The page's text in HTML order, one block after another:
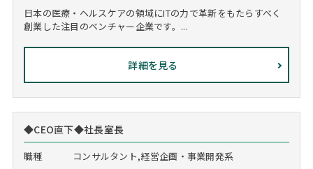
日本の医療・ヘルスケアの領域にITの力で革新をもたらすべく
創業した注目のベンチャー企業です。...
詳細を見る
◆CEO直下◆社長室長
職種 コンサルタント,経営企画・事業開発系